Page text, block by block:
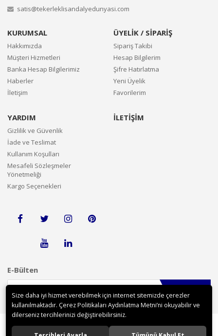
satis@tekerleklisandalyedunyasi.com
KURUMSAL
Hakkımızda
Müşteri Hizmetleri
Banka Hesap Bilgilerimiz
Haberler
İletişim
ÜYELİK / SİPARİŞ
Sipariş Takibi
Hesap Bilgilerim
Şifre Hatırlatma
Yeni Üyelik
Favorilerim
YARDIM
Gizlilik ve Güvenlik
İade ve Teslimat
Kullanım Koşulları
Mesafeli Sözleşmeler
Yönetmeliği
Kargo Seçenekleri
İLETİŞİM
E-Bülten
Size daha iyi hizmet verebilmek için internet sitemizde çerezler
kullanılmaktadır. Çerez Politikaları Aydınlatma Metni’ni okuyabilir ve
dilerseniz tercihlerinizi değiştirebilirsiniz.